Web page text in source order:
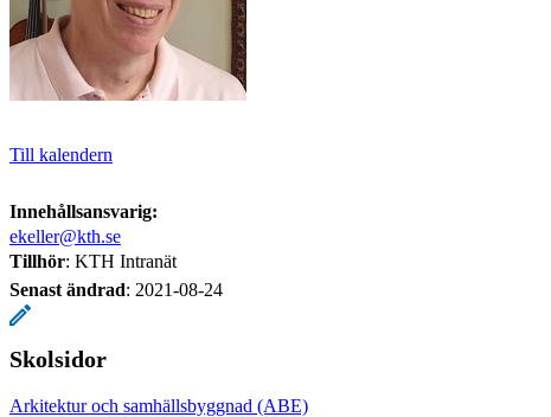
Till kalendern
Innehållsansvarig:
ekeller@kth.se
Tillhör: KTH Intranät
Senast ändrad: 2021-08-24
Skolsidor
Arkitektur och samhällsbyggnad (ABE)